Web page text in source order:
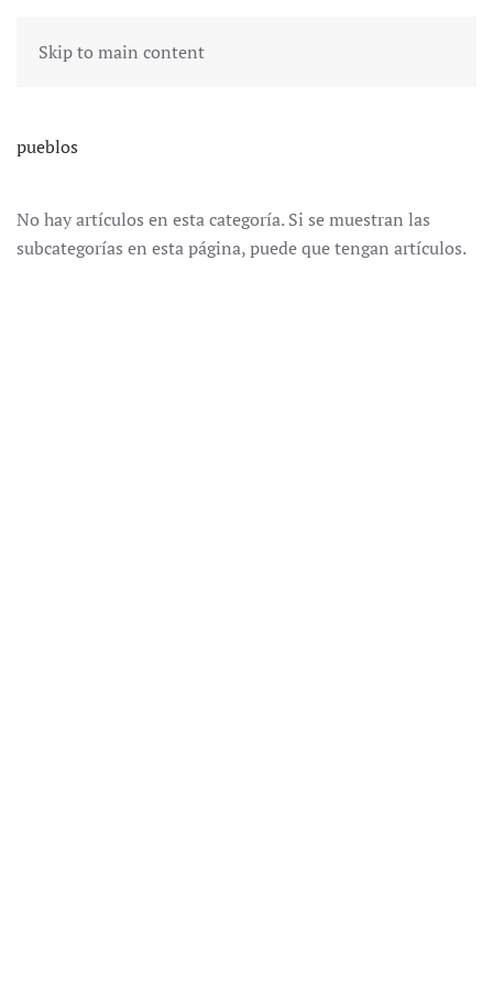
Skip to main content
pueblos
No hay artículos en esta categoría. Si se muestran las
subcategorías en esta página, puede que tengan artículos.